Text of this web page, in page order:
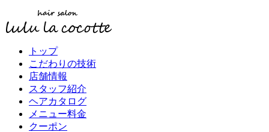
トップ
こだわりの技術
店舗情報
スタッフ紹介
ヘアカタログ
メニュー料金
クーポン